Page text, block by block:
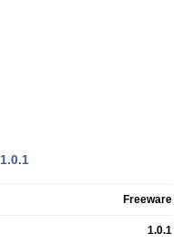
1.0.1
Freeware
1.0.1